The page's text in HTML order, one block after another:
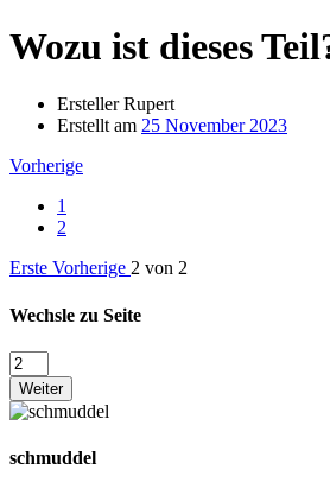
Wozu ist dieses
ErstellerRupert
Erstellt am 25 November 2023
Vorherige
1
2
Erste Vorherige 2 von 2
Wechsle zu Seite
Weiter
schmuddel